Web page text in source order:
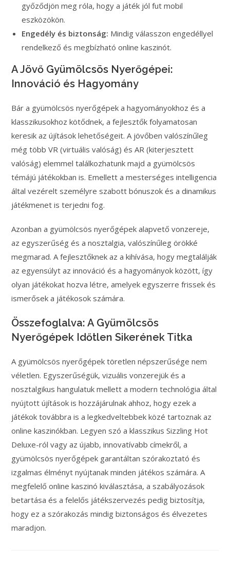
győződjön meg róla, hogy a játék jól fut mobil
eszközökön.
Engedély és biztonság: Mindig válasszon engedéllyel
rendelkező és megbízható online kaszinót.
A Jövő Gyümölcsös Nyerőgépei:
Innováció és Hagyomány
Bár a gyümölcsös nyerőgépek a hagyományokhoz és a
klasszikusokhoz kötődnek, a fejlesztők folyamatosan
keresik az újítások lehetőségeit. A jövőben valószínűleg
még több VR (virtuális valóság) és AR (kiterjesztett
valóság) elemmel találkozhatunk majd a gyümölcsös
témájú játékokban is. Emellett a mesterséges intelligencia
által vezérelt személyre szabott bónuszok és a dinamikus
játékmenet is terjedni fog.
Azonban a gyümölcsös nyerőgépek alapvető vonzereje,
az egyszerűség és a nosztalgia, valószínűleg örökké
megmarad. A fejlesztőknek az a kihívása, hogy megtalálják
az egyensúlyt az innováció és a hagyományok között, így
olyan játékokat hozva létre, amelyek egyszerre frissek és
ismerősek a játékosok számára.
Összefoglalva: A Gyümölcsös
Nyerőgépek Időtlen Sikerének Titka
A gyümölcsös nyerőgépek töretlen népszerűsége nem
véletlen. Egyszerűségük, vizuális vonzerejük és a
nosztalgikus hangulatuk mellett a modern technológia által
nyújtott újítások is hozzájárulnak ahhoz, hogy ezek a
játékok továbbra is a legkedveltebbek közé tartoznak az
online kaszinókban. Legyen szó a klasszikus Sizzling Hot
Deluxe-ról vagy az újabb, innovatívabb címekről, a
gyümölcsös nyerőgépek garantáltan szórakoztató és
izgalmas élményt nyújtanak minden játékos számára. A
megfelelő online kaszinó kiválasztása, a szabályozások
betartása és a felelős játékszervezés pedig biztosítja,
hogy ez a szórakozás mindig biztonságos és élvezetes
maradjon.